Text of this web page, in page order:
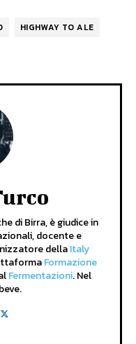
HIGHWAY TO ALE
di Birra, è giudice in
docente e
dellaItaly
Formazione
Fermentazioni. Nel